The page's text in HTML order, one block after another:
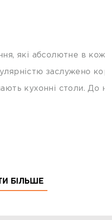
які абсолютне в
заслужено
кухонні столи. До
БІЛЬШЕ